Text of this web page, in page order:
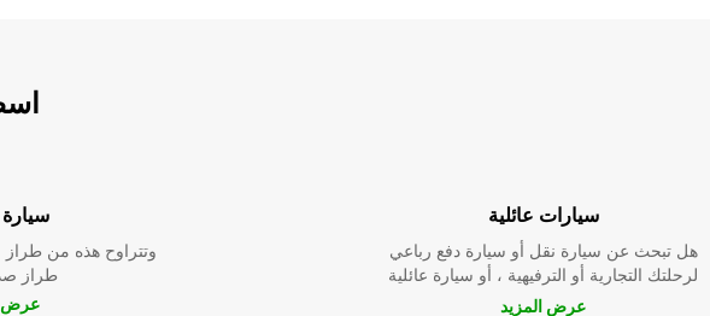
سيارة
وتتراوح هذه من
طراز
عرض
سيارات عائلية
هل تبحث عن سيارة نقل أو سيارة دفع رباعي
لرحلتك التجارية أو الترفيهية ، أو سيارة عائلية
عرض المزيد